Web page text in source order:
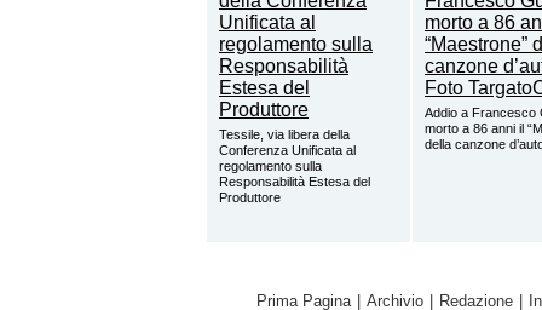
Tessile, via libera della
Conferenza Unificata al
regolamento sulla
Responsabilità Estesa del
Produttore
Addio a Francesco
morto a 86 anni il
della canzone
Prima Pagina Archivio Redazione